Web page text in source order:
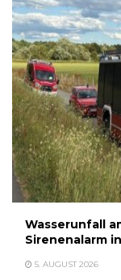
Wasserunfall
Sirenenalarm
5. AUGUST 2026